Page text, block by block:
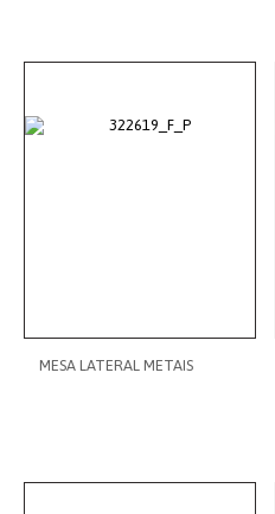
MESA LATERAL METAIS